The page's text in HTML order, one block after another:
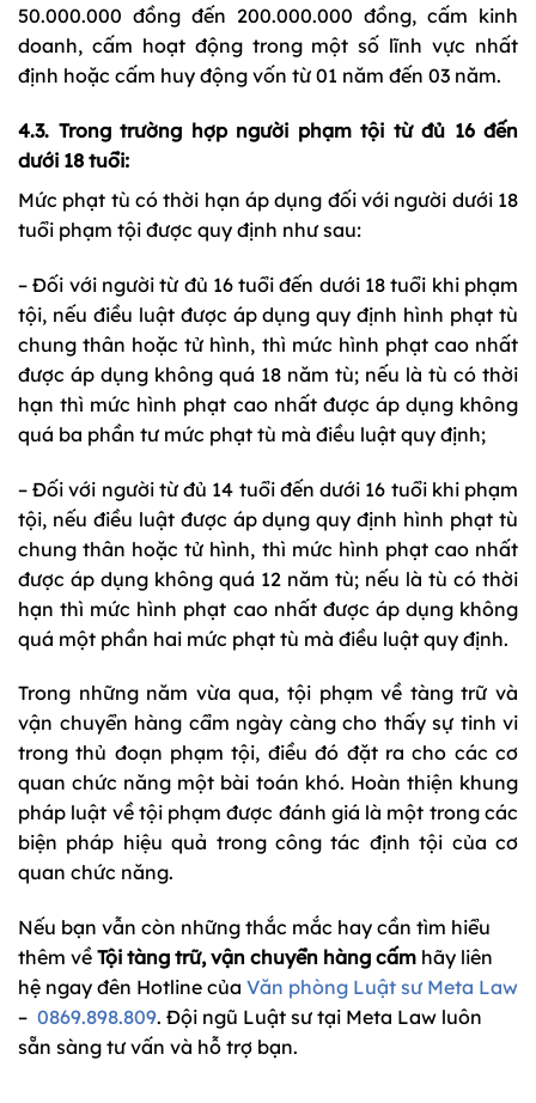
50.000.000 đồng đến 200.000.000 đồng, cấm kinh
doanh, cấm hoạt động trong một số lĩnh vực nhất
định hoặc cấm huy động vốn từ 01 năm đến 03 năm.
4.3. Trong trường hợp người phạm tội từ đủ 16 đến
dưới 18 tuổi:
Mức phạt tù có thời hạn áp dụng đối với người dưới 18
tuổi phạm tội được quy định như sau:
– Đối với người từ đủ 16 tuổi đến dưới 18 tuổi khi phạm
tội, nếu điều luật được áp dụng quy định hình phạt tù
chung thân hoặc tử hình, thì mức hình phạt cao nhất
được áp dụng không quá 18 năm tù; nếu là tù có thời
hạn thì mức hình phạt cao nhất được áp dụng không
quá ba phần tư mức phạt tù mà điều luật quy định;
– Đối với người từ đủ 14 tuổi đến dưới 16 tuổi khi phạm
tội, nếu điều luật được áp dụng quy định hình phạt tù
chung thân hoặc tử hình, thì mức hình phạt cao nhất
được áp dụng không quá 12 năm tù; nếu là tù có thời
hạn thì mức hình phạt cao nhất được áp dụng không
quá một phần hai mức phạt tù mà điều luật quy định.
Trong những năm vừa qua, tội phạm về tàng trữ và
vận chuyển hàng cẩm ngày càng cho thấy sự tinh vi
trong thủ đoạn phạm tội, điều đó đặt ra cho các cơ
quan chức năng một bài toán khó. Hoàn thiện khung
pháp luật về tội phạm được đánh giá là một trong các
biện pháp hiệu quả trong công tác định tội của cơ
quan chức năng.
Nếu bạn vẫn còn những thắc mắc hay cần tìm hiểu
thêm về Tội tàng trữ, vận chuyển hàng cấm hãy liên
hệ ngay đên Hotline của Văn phòng Luật sư Meta Law
– 0869.898.809. Đội ngũ Luật sư tại Meta Law luôn
sẵn sàng tư vấn và hỗ trợ bạn.